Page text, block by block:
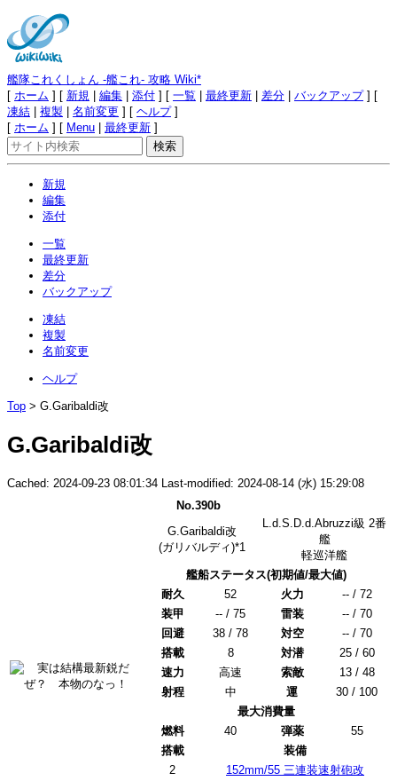
艦隊これくしょん -艦これ- 攻略 Wiki*
[ ホーム ] [ 新規 編集 添付 ] [ 一覧 最終更新 差分 バックアップ] [
凍結
複製 名前変更 ] [ ヘルプ]
[ ホーム ] [ Menu 最終更新 ]
新規
編集
添付
一覧
最終更新
差分
バックアップ
凍結
複製
名前変更
ヘルプ
Top > G.Garibaldi改
G.Garibaldi改
Cached: 2024-09-23 08:01:34 Last-modified: 2024-08-14 (水) 15:29:08
No.390b
G.Garibaldi改
(ガリバルディ)*1
L.d.S.D.d.Abruzzi級 2番
艦
軽巡洋艦
艦船ステータス(初期値/最大値)
耐久
52 火力
-- / 72
装甲
-- / 75 雷装
-- / 70
回避
38 / 78 対空
-- / 70
搭載
8 対潜
25 / 60
速力
高速 索敵
13 / 48
射程
中 運
30 / 100
最大消費量
燃料
40 弾薬
55
搭載
装備
2
152mm/55 三連装速射砲改